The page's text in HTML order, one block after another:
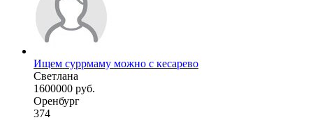
Ищем суррмаму можно с кесарево
Светлана
1600000 руб.
Оренбург
374